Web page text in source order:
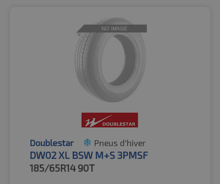
Doublestar Pneus d'hiver
DW02 XL BSW M+S 3PMSF
185/65R14 90T